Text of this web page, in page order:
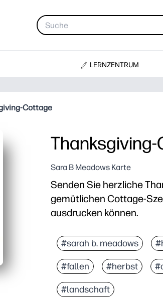
LERNZENTRUM
Cottage
Sara B Meadows Karte
Senden Sie herzliche
gemütlichen Cottage-
ausdrucken können.
Ohne Vorbereitung
Charmante
Platz, um Ihre
Druckt auf normalem
#sarah b. meadows
#fallen #herbst
#landschaft